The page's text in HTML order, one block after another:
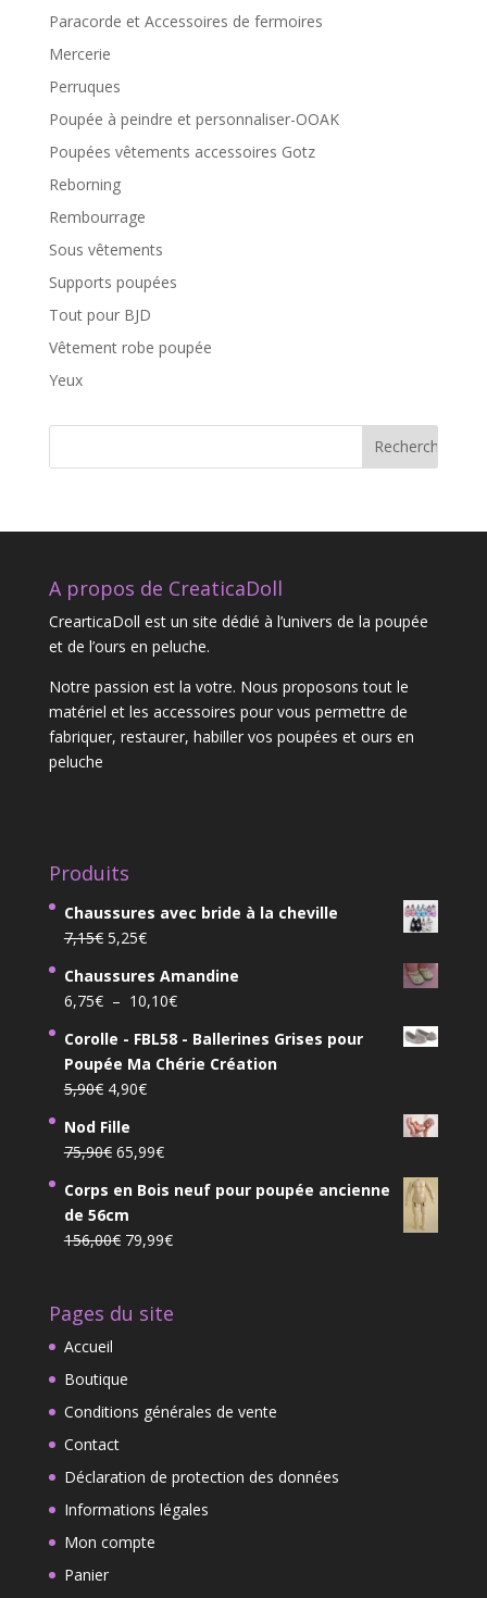
Paracorde et Accessoires de fermoires
Mercerie
Perruques
Poupée à peindre et personnaliser-OOAK
Poupées vêtements accessoires Gotz
Reborning
Rembourrage
Sous vêtements
Supports poupées
Tout pour BJD
Vêtement robe poupée
Yeux
A propos de CreaticaDoll
CrearticaDoll est un site dédié à l’univers de la poupée
et de l’ours en peluche.
Notre passion est la votre. Nous proposons tout le
matériel et les accessoires pour vous permettre de
fabriquer, restaurer, habiller vos poupées et ours en
peluche
Produits
Chaussures avec bride à la cheville
7,15€ Le
initial
était :
7,15€.
5,25€Le
actuel
est :
5,25€.
Chaussures Amandine
6,75€ – 10,10€Plage
prix :
6,75€
Corolle - FBL58 - Ballerines Grises pour
Poupée Ma Chérie Création
5,90€ Le
initial
était :
5,90€.
4,90€Le
est :
4,90€.
Nod Fille
75,90€ Le
initial
était :
75,90€.
65,99€Le
actuel
65,99€.
Corps en Bois neuf pour poupée ancienne
de 56cm
156,00€ Le
était :
79,99€Le
est :
Pages du site
Accueil
Boutique
Conditions générales de vente
Contact
Déclaration de protection des données
Informations légales
Mon compte
Panier